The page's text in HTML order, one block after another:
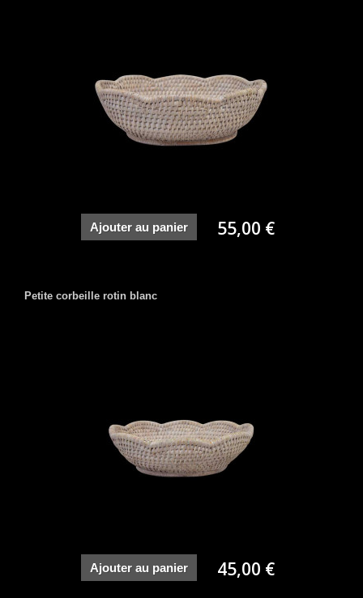
Ajouter au panier 55,00 €
Petite corbeille rotin blanc
Ajouter au panier 45,00 €